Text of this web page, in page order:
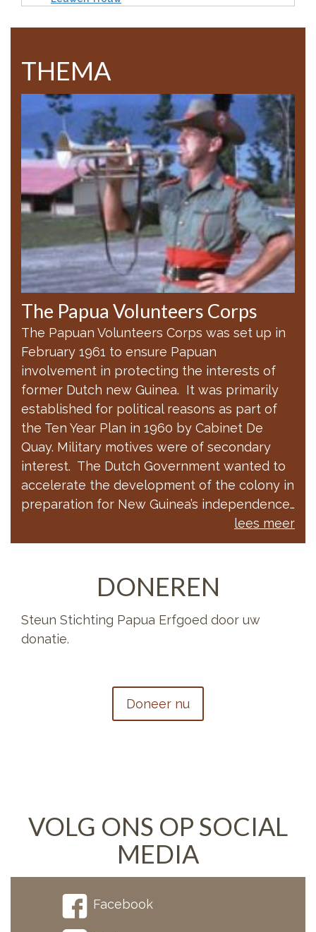
THEMA
The Papua Volunteers Corps
The Papuan Volunteers Corps was set up in
February 1961 to ensure Papuan
involvement in protecting the interests of
former Dutch new Guinea. It was primarily
established for political reasons as part of
the Ten Year Plan in 1960 by Cabinet De
Quay. Military motives were of secondary
interest. The Dutch Government wanted to
accelerate the development of the colony in
preparation for New Guinea’s independence…
lees meer
DONEREN
Steun Stichting Papua Erfgoed door uw
donatie.
Doneer nu
VOLG ONS OP SOCIAL
MEDIA
Facebook